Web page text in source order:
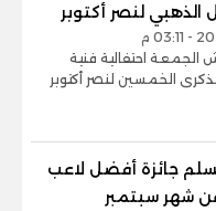
الذهبي لنصر أكتوبر
احتفالية فنية
الخمسين لنصر أكتوبر
جائزة أفضل لاعب
شهر سبتمبر